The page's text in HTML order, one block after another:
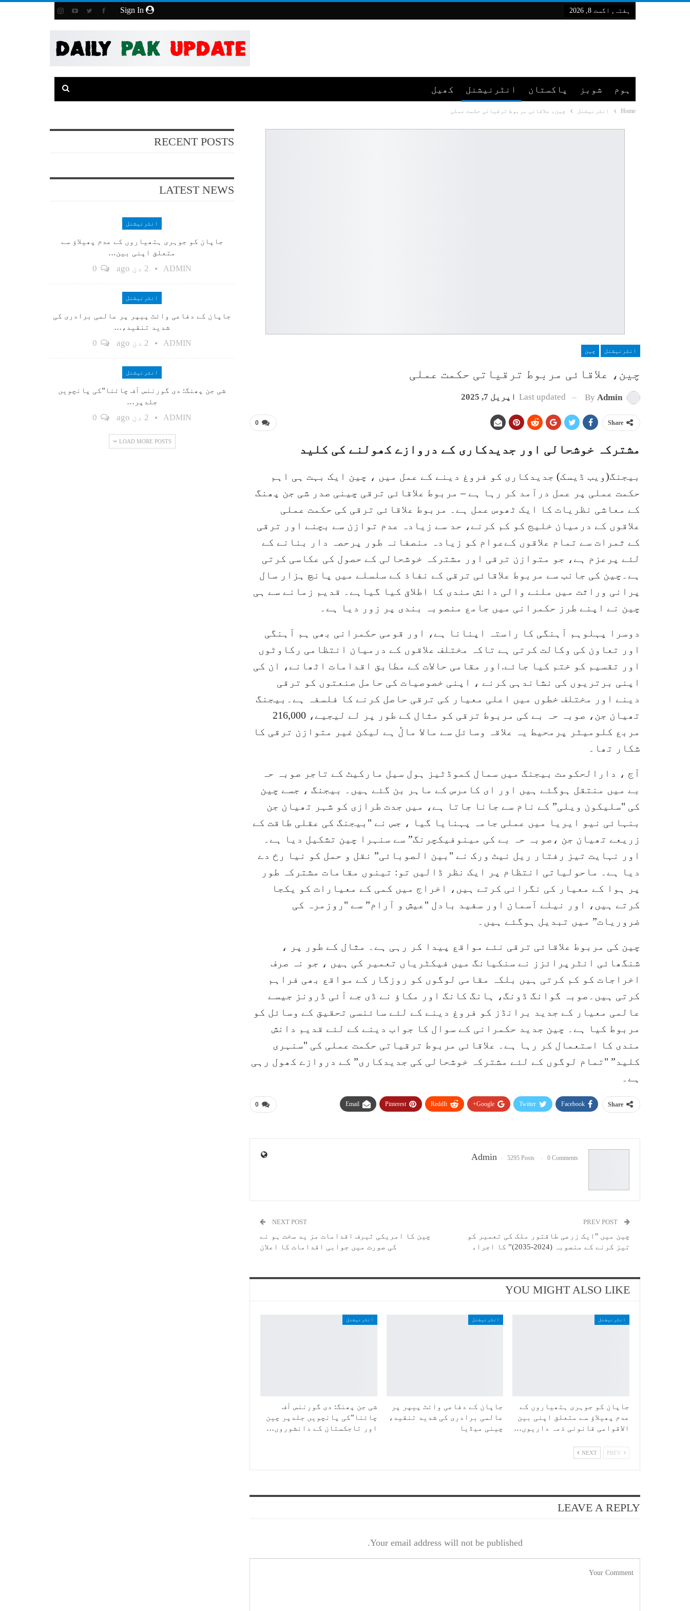
ہفتہ, اگست 8, 2026
ہوم شوبز پاکستان انٹرنیشنل کھیل
Home انٹرنیشنل چین، علاقائی مربوط ترقیاتی حکمت عملی
انٹرنیشنل چین
چین، علاقائی مربوط ترقیاتی حکمت عملی
By Admin
Last updated اپریل 7, 2025
0 Share
مشترکہ خوشحالی اور جدیدکاری کے دروازے کھولنے کی کلید
بیجنگ(ویب ڈیسک) جدیدکاری کو فروغ دینے کے عمل میں ، چین ایک بہت ہی اہم
حکمت عملی پر عمل درآمد کر رہا ہے – مربوط علاقائی ترقی چینی صدر شی جن پھنگ
کے معاشی نظریات کا ایک ٹھوس عمل ہے۔ مربوط علاقائی ترقی کی حکمت عملی
علاقوں کے درمیان خلیج کو کم کرنے، حد سے زیادہ عدم توازن سے بچنے اور ترقی
کے ثمرات سے تمام علاقوں کےعوام کو زیادہ منصفانہ طور پرحصہ دار بنانے کے
لئے پرعزم ہے، جو متوازن ترقی اور مشترکہ خوشحالی کے حصول کی عکاسی کرتی
ہے۔چین کی جانب سے مربوط علاقائی ترقی کے نفاذ کے سلسلے میں پانچ ہزار سال
پرانی وراثت میں ملنے والی دانش مندی کا اطلاق کیا گیاہے۔ قدیم زمانے سے ہی
چین نے اپنے طرز حکمرانی میں جامع منصوبہ بندی پر زور دیا ہے۔
دوسرا پہلوہم آہنگی کا راستہ اپنانا ہے، اور قومی حکمرانی بھی ہم آہنگی
اور تعاون کی وکالت کرتی ہے تاکہ مختلف علاقوں کے درمیان انتظامی رکاوٹوں
اور تقسیم کو ختم کیا جائے.اور مقامی حالات کے مطابق اقدامات اٹھانے، ان کی
اپنی برتریوں کی نشاندہی کرنے ، اپنی خصوصیات کی حامل صنعتوں کو ترقی
دینے اور مختلف خطوں میں اعلی معیار کی ترقی حاصل کرنے کا فلسفہ ہے۔بیجنگ
تھیان جن، صوبہ حہ بے کی مربوط ترقی کو مثال کے طور پر لے لیجیے، 216,000
مربع کلومیٹر پرمحیط یہ علاقہ وسائل سے مالا مالُ ہے لیکن غیر متوازن ترقی کا
شکار تھا۔
آج ، دارالحکومت بیجنگ میں سمال کموڈٹیز ہول سیل مارکیٹ کے تاجر صوبہ حہ
بے میں منتقل ہوگئے ہیں اور ای کامرس کے ماہر بن گئے ہیں۔ بیجنگ ، جسے چین
کی "سلیکون ویلی” کے نام سے جانا جاتا ہے، میں جدت طرازی کو شہر تھیان جن
بنہائی نیو ایریا میں عملی جامہ پہنایا گیا ، جس نے "بیجنگ کی عقلی طاقت کے
زریعے تھیان جن ،صوبہ حہ بے کی مینوفیکچرنگ” سے سنہرا چین تشکیل دیا ہے۔
اور نہایت تیز رفتار ریل نیٹ ورک نے "بین الصوبائی” نقل و حمل کو نیا رخ دے
دیا ہے۔ ماحولیاتی انتظام پر ایک نظر ڈالیں تو: تینوں مقامات مشترکہ طور
پر ہوا کے معیار کی نگرانی کرتے ہیں، اخراج میں کمی کے معیارات کو یکجا
کرتے ہیں، اور نیلے آسمان اور سفید بادل "عیش و آرام” سے "روزمرہ کی
ضروریات” میں تبدیل ہوگئے ہیں۔
چین کی مربوط علاقائی ترقی نئے مواقع پیدا کر رہی ہے۔ مثال کے طور پر ،
شنگھائی انٹرپرائزز نے سنکیانگ میں فیکٹریاں تعمیر کی ہیں ، جو نہ صرف
اخراجات کو کم کرتی ہیں بلکہ مقامی لوگوں کو روزگار کے مواقع بھی فراہم
کرتی ہیں۔صوبہ گوانگ ڈونگ، ہانگ کانگ اور مکاؤ نے ڈی جے آئی ڈرونز جیسے
عالمی معیار کے جدید برانڈز کو فروغ دینے کے لئے سائنسی تحقیق کے وسائل کو
مربوط کیا ہے۔ چین جدید حکمرانی کے سوال کا جواب دینے کے لئے قدیم دانش
مندی کا استعمال کر رہا ہے۔ علاقائی مربوط ترقیاتی حکمت عملی کی "سنہری
کلید” "تمام لوگوں کے لئے مشترکہ خوشحالی کی جدیدکاری” کے دروازے کھول رہی
ہے۔
0 Share
Facebook
Twitter
Google+
ReddIt
Pinterest
Email
Admin 5295 Posts 0 Comments
چین میں "ایک زرعی طاقتور ملک کی تعمیر کو
تیز کرنے کے منصوبہ (2024-2035)” کا اجراء
NEXT POST
چین کا امریکی ٹیرف اقدامات مز ید سخت ہو نے
کی صورت میں جوابی اقدامات کا اعلان
YOU MIGHT ALSO LIKE
انٹرنیشنل
جاپان کو جوہری ہتھیاروں کے
عدم پھیلاؤ سے متعلق اپنی بین
الاقوامی قانونی ذمہ داریوں…
انٹرنیشنل
جاپان کے دفاعی وائٹ پیپر پر
عالمی برادری کی شدید تنقید،
چینی میڈیا
انٹرنیشنل
شی جن پھنگ: دی گورننس آف
چائنا”کی پانچویں جلدپر چین
اور تاجکستان کے دانشوروں…
NEXT
LEAVE A REPLY
Your email address will not be published.
RECENT POSTS
LATEST NEWS
انٹرنیشنل
جاپان کو جوہری ہتھیاروں کے عدم پھیلاؤ سے
متعلق اپنی بین…
ADMIN 2 دن ago
انٹرنیشنل
جاپان کے دفاعی وائٹ پیپر پر عالمی برادری کی
شدید تنقید،…
ADMIN 2 دن ago
انٹرنیشنل
شی جن پھنگ: دی گورننس آف چائنا”کی پانچویں
جلدپر…
ADMIN 2 دن ago
LOAD MORE POSTS